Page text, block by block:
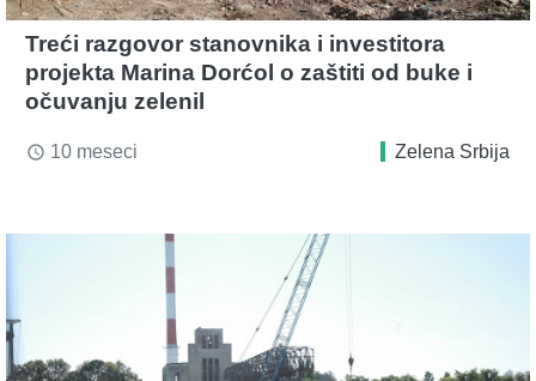
Treći razgovor stanovnika i investitora
projekta Marina Dorćol o zaštiti od buke i
očuvanju zelenil
access_time 10 meseci Zelena Srbija